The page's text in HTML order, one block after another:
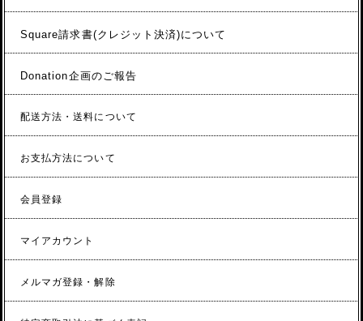
Square請求書(クレジット決済)について
Donation企画のご報告
配送方法・送料について
お支払方法について
会員登録
マイアカウント
メルマガ登録・解除